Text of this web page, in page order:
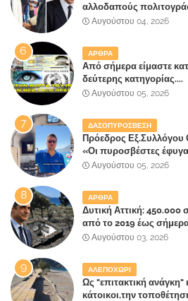
αλλοδαπούς
κυβέρνηση!
Αυγούστου 04, 2026
ΑΡΘΡΑ
Από σήμερα είμαστε
δεύτερης κατηγορίας....
Αυγούστου 05, 2026
ΔΑΣΟΠΥΡΟΣΒΕΣΗ
Πρόεδρος Εξ.Συλλόγου
«Οι πυροσβέστες
κατοίκους»
Αυγούστου 05, 2026
ΑΡΘΡΑ
Δυτική Αττική: 450.000
από το 2019 έως
έλαβε 40% και 45% στις
Αυγούστου 03, 2026
ΑΛΕΠΟΧΩΡΙ
Ως "επιτακτική ανάγκη"
κάτοικοι,την